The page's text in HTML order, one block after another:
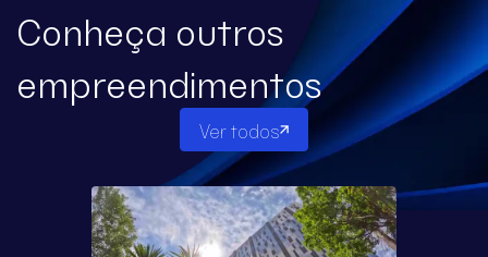
Conheça outros
empreendimentos
Ver todos